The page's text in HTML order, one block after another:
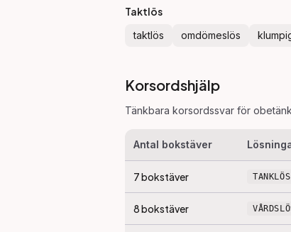
Taktlös
taktlös omdömeslös
Korsordshjälp
Tänkbara korsordssvar för
Antal bokstäver
7bokstäver TANKLÖS
8bokstäver